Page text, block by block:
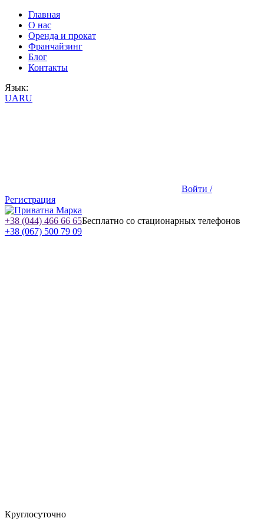
Главная
О нас
Оренда и прокат
Франчайзинг
Блог
Контакты
Язык:
UARU
Войти /
Регистрация
+38 (044) 466 66 65Бесплатно со стационарных телефонов
+38 (067) 500 79 09
Круглосуточно